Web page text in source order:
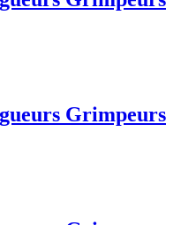
Grimpeurs